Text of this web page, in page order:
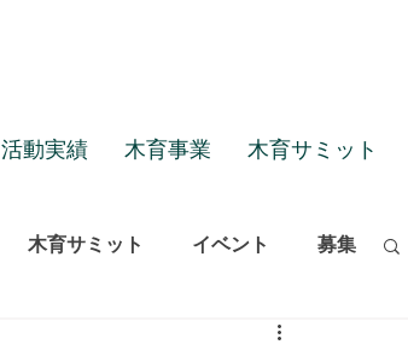
活動実績 木育事業 木育サミット
木育サミット イベント 募集